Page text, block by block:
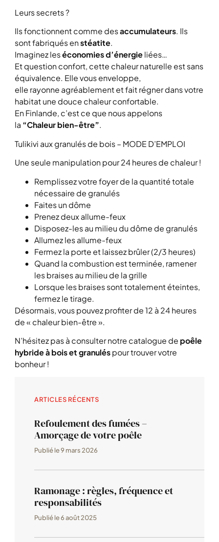
Leurs secrets ?
Ils fonctionnent comme desaccumulateurs. Ils
sont fabriqués enstéatite.
Imaginez leséconomies d’énergieliées…
Et question confort, cette chaleur naturelle est sans
équivalence. Elle vous enveloppe,
elle rayonne agréablement et fait régner dans votre
habitat une douce chaleur confortable.
En Finlande, c’est ce que nous appelons
la “Chaleur bien-être”.
Tulikivi aux granulés de bois – MODE D’EMPLOI
Une seule manipulation pour 24 heures de chaleur !
Remplissez votre foyer de la quantité totale
nécessaire de granulés
Faites un dôme
Prenez deux allume-feux
Disposez-les au milieu du dôme de granulés
Allumez les allume-feux
Fermez la porte et laissez brûler (2/3 heures)
Quand la combustion est terminée, ramener
les braises au milieu de la grille
Lorsque les braises sont totalement éteintes,
fermez le tirage.
Désormais, vous pouvez profiter de 12 à 24 heures
de « chaleur bien-être ».
N’hésitez pas à consulter notre catalogue de poêle
hybride à bois et granuléspour trouver votre
bonheur !
ARTICLES RÉCENTS
Refoulement des fumées –
Amorçage de votre poêle
Publié le9 mars 2026
Ramonage : règles, fréquence et
responsabilités
Publié le6 août 2025